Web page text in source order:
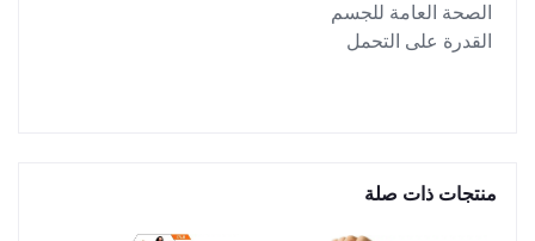
الصحة العامة للجسم
القدرة على التحمل
منتجات ذات صلة